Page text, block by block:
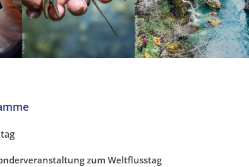
zum Weltflusstag